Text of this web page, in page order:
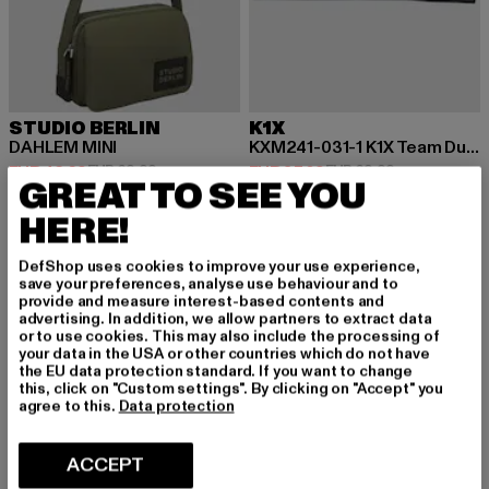
STUDIO BERLIN
DAHLEM MINI
EUR 42,69
Huidige prijs: EUR 42,69
EUR 69,99Actieprijs: EUR 69,99
K1X
KXM241-031-1 K1X Team Duffle Bag
EUR 37,09
Huidige prijs: EUR 37,09
EUR 69,99Actieprijs:
-53% -52%
GREAT TO SEE YOU
HERE!
DefShop uses cookies to improve your use experience,
save your preferences, analyse use behaviour and to
provide and measure interest-based contents and
advertising. In addition, we allow partners to extract data
or to use cookies. This may also include the processing of
your data in the USA or other countries which do not have
the EU data protection standard. If you want to change
this, click on "Custom settings". By clicking on "Accept" you
agree to this. Data protection
ACCEPT